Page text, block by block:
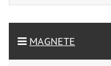
MAGNETE